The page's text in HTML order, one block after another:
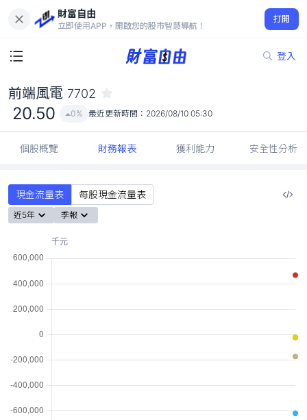
財富自由
立即使用APP，開啟您的股市智慧導航！
打開
登入
20.50
0%
前端風電 7702
20.50 0% 最近更新時間： 2026/08/10 05:30
個股概覽 財務報表 獲利能力 安全性分析
現金流量表 每股現金流量表
近5年 季報